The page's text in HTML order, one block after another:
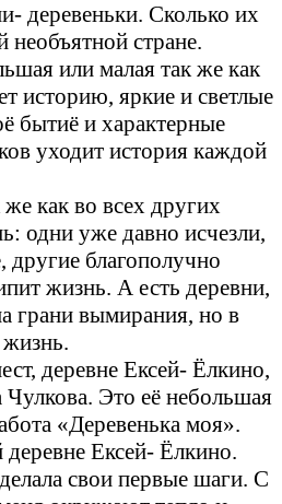
деревеньки. Сколько их
необъятной стране.
или малая так же как
историю, яркие и светлые
бытиё и характерные
уходит история каждой
как во всех других
одни уже давно исчезли,
другие благополучно
жизнь. А есть деревни,
грани вымирания, но в
деревне Ексей- Ёлкино,
Чулкова. Это её небольшая
«Деревенька моя».
Ексей- Ёлкино.
свои первые шаги. С